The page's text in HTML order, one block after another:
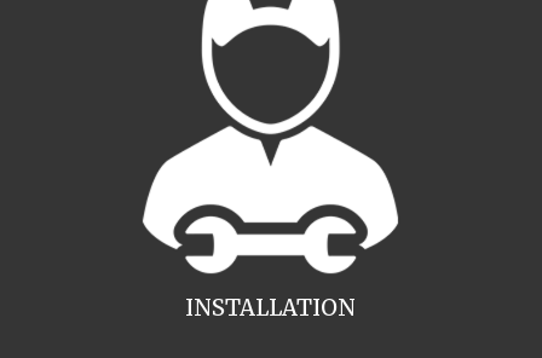
INSTALLATION